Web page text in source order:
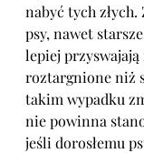
nabyć tych złych.
psy, nawet
lepiej przyswajają
roztargnione niż
takim wypadku
nie powinna
jeśli dorosłemu